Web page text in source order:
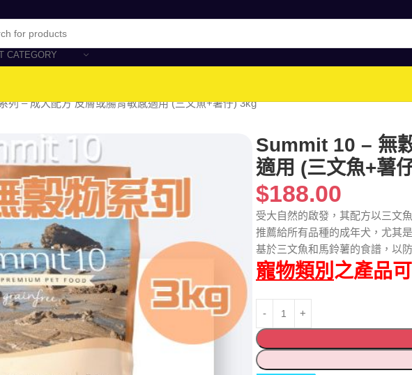
CATEGORY
列 – 成犬配方 皮膚或腸胃敏感適用 (三文魚+薯仔) 3kg
Summit 10 – 無
適用 (三文魚+薯
$188.00
受大自然的啟發，其配方以三文
推薦給所有品種的成年犬，尤其
基於三文魚和馬鈴薯的食譜，以
寵物類別之產品